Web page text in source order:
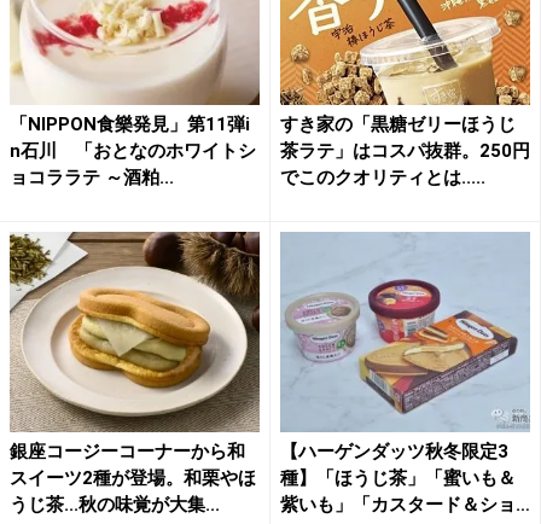
「NIPPON食樂発見」第11弾i
n石川 「おとなのホワイトシ
ョコララテ ～酒粕...
すき家の「黒糖ゼリーほうじ
茶ラテ」はコスパ抜群。250円
でこのクオリティとは.....
銀座コージーコーナーから和
スイーツ2種が登場。和栗やほ
うじ茶...秋の味覚が大集...
【ハーゲンダッツ秋冬限定3
種】「ほうじ茶」「蜜いも＆
紫いも」「カスタード＆ショ